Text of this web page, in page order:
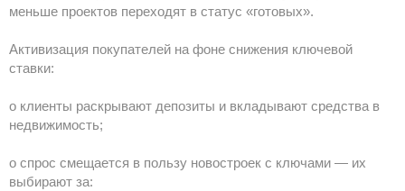
меньше проектов переходят в статус «готовых».
Активизация покупателей на фоне снижения ключевой
ставки:
o клиенты раскрывают депозиты и вкладывают средства в
недвижимость;
o спрос смещается в пользу новостроек с ключами — их
выбирают за: